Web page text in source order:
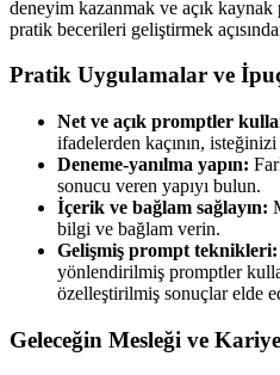
deneyim kazanmak ve açık
pratik becerileri geliştirmek
Pratik Uygulamalar ve
Net ve açık promptler
ifadelerden kaçının,
Deneme-yanılma yapın:
sonucu veren yapıyı bulun.
İçerik ve bağlam sağlayın:
bilgi ve bağlam verin.
Gelişmiş prompt teknikleri:
yönlendirilmiş promptler
özelleştirilmiş sonuçlar elde
Geleceğin Mesleği ve